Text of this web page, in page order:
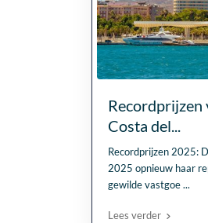
Recordprijzen
Costa del...
Recordprijzen 2025:
2025 opnieuw haar
gewilde vastgoe...
Lees verder